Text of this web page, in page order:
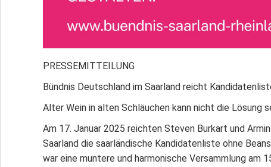
PRESSEMITTEILUNG
Bündnis Deutschland im Saarland reicht
Alter Wein in alten Schläuchen kann nicht die Lösung
Am 17. Januar 2025 reichten Steven Burkart und
Saarland die saarländische Kandidatenliste ohne
war eine muntere und harmonische Versammlung am